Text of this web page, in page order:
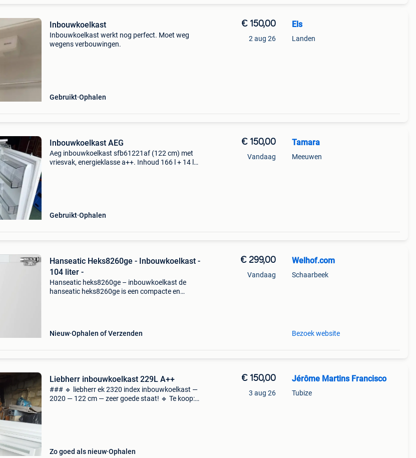
Inbouwkoelkast
Inbouwkoelkast werkt nog perfect. Moet weg
wegens verbouwingen.
Gebruikt Ophalen
€ 150,00
2 aug 26
Els
Landen
Inbouwkoelkast AEG
Aeg inbouwkoelkast sfb61221af (122 cm) met
vriesvak, energieklasse a++. Inhoud 166 l + 14 l
Gebruikt Ophalen
€ 150,00
Vandaag
Tamara
Meeuwen
Hanseatic Heks8260ge - Inbouwkoelkast -
104 liter -
Hanseatic heks8260ge – inbouwkoelkast de
hanseatic heks8260ge is een compacte en
Nieuw Ophalen of Verzenden
€ 299,00
Vandaag
Welhof.com
Schaarbeek
Bezoek website
Liebherr inbouwkoelkast 229L A++
### 🔹 liebherr ek 2320 index inbouwkoelkast —
2020 — 122 cm — zeer goede staat! 🔹 Te koop:
Zo goed als nieuw Ophalen
€ 150,00
3 aug 26
Jérôme Martins Francisco
Tubize